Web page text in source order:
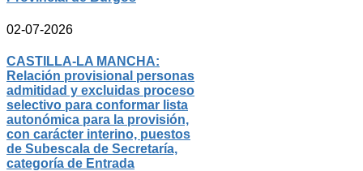
02-07-2026
CASTILLA-LA MANCHA:
Relación provisional personas
admitidad y excluidas proceso
selectivo para conformar lista
autonómica para la provisión,
con carácter interino, puestos
de Subescala de Secretaría,
categoría de Entrada